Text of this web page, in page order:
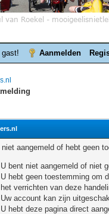
gast! Aanmelden
niet aangemeld of hebt geen
U bent niet aangemeld of niet
U hebt geen toestemming om
het verrichten van deze
Uw account kan zijn
U hebt deze pagina direct